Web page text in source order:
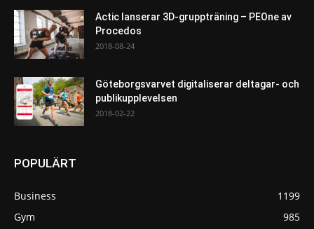
Actic lanserar 3D-gruppträning – PEOne av
Procedos
2018-08-24
Göteborgsvarvet digitaliserar deltagar- och
publikupplevelsen
2018-02-22
POPULÄRT
Business
1199
Gym
985